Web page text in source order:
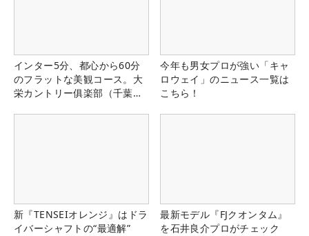
インター5分、都心から60分
のフラットな美観コース。大
栄カントリー俱楽部（千葉
今年も男女プロが強い「キャ
ロウェイ」のニュース一覧は
こちら！
新『TENSEIオレンジ』はドラ
イバーシャフトの“最適解”
最新モデル『FJクオンタム』
を石井良介プロがチェック